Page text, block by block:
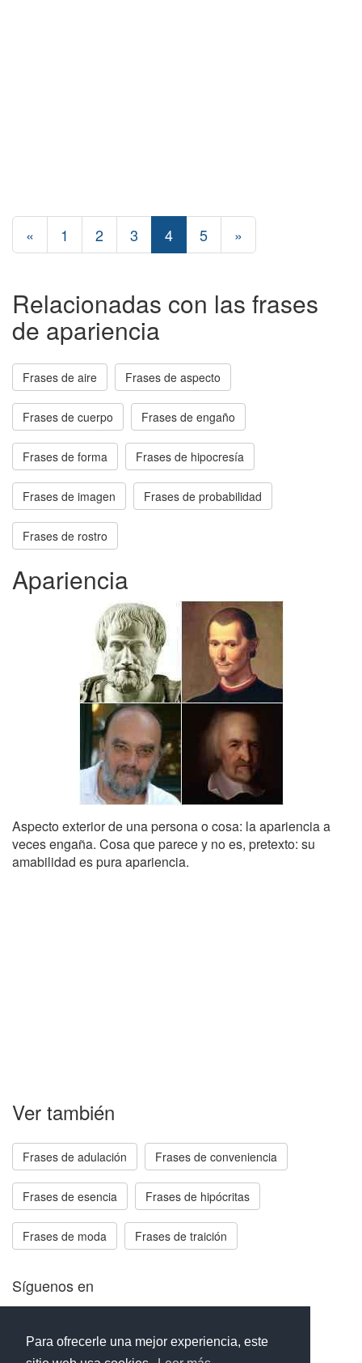
Para ofrecerle una mejor experiencia, este
« 1 2 3 4 5 »
Relacionadas con las frases
de apariencia
Frases de aire Frases de aspecto
Frases de cuerpo Frases de engaño
Frases de forma Frases de hipocresía
Frases de imagen Frases de probabilidad
Frases de rostro
Apariencia
Aspecto exterior de una persona o cosa: la apariencia a
veces engaña. Cosa que parece y no es, pretexto: su
amabilidad es pura apariencia.
Ver también
Frases de adulación Frases de conveniencia
Frases de esencia Frases de hipócritas
Frases de moda Frases de traición
Síguenos en